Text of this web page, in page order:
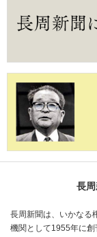
長
長周新聞は、いかなる
機関として1955年に創